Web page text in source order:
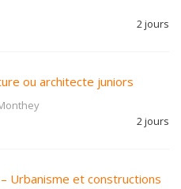
2 jours
ou architecte juniors
2 jours
Urbanisme et constructions